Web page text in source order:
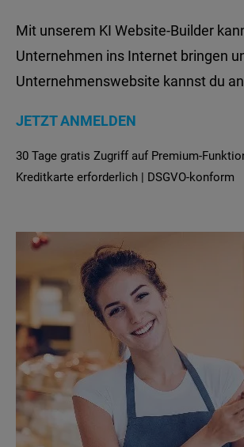
Mit unserem KI Website-Builder
Unternehmen ins Internet bringen
Unternehmenswebsite kannst du
JETZT ANMELDEN
30 Tage gratis Zugriff auf Premium-
Kreditkarte erforderlich | DSGVO-konform